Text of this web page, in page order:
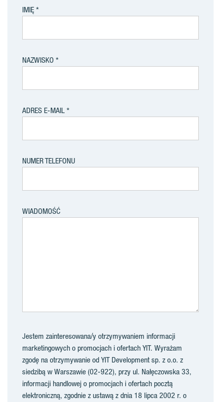
IMIĘ
NAZWISKO
ADRES E-MAIL
NUMER TELEFONU
WIADOMOŚĆ
Jestem zainteresowana/y otrzymywaniem informacji
marketingowych o promocjach i ofertach YIT. Wyrażam
zgodę na otrzymywanie od YIT Development sp. z o.o. z
siedzibą w Warszawie (02-922), przy ul. Nałęczowska 33,
informacji handlowej o promocjach i ofertach pocztą
elektroniczną, zgodnie z ustawą z dnia 18 lipca 2002 r. o